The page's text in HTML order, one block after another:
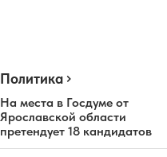
Политика
На места в Госдуме от
Ярославской области
претендует 18 кандидатов